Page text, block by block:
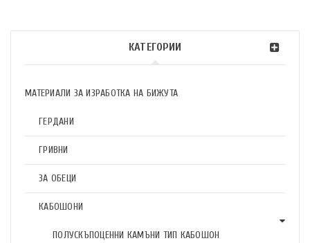
КАТЕГОРИИ
МАТЕРИАЛИ ЗА ИЗРАБОТКА НА БИЖУТА
ГЕРДАНИ
ГРИВНИ
ЗА ОБЕЦИ
КАБОШОНИ
ПОЛУСКЪПОЦЕННИ КАМЪНИ ТИП КАБОШОН